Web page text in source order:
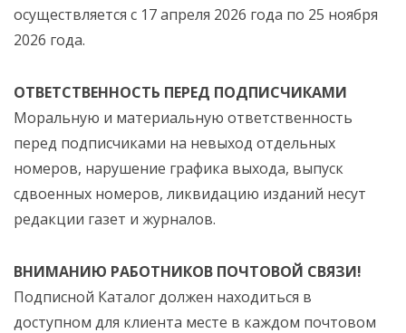
осуществляется с 17 апреля 2026 года по 25 ноября
2026 года.
ОТВЕТСТВЕННОСТЬ ПЕРЕД ПОДПИСЧИКАМИ
Моральную и материальную ответственность
перед подписчиками на невыход отдельных
номеров, нарушение графика выхода, выпуск
сдвоенных номеров, ликвидацию изданий несут
редакции газет и журналов.
ВНИМАНИЮ РАБОТНИКОВ ПОЧТОВОЙ СВЯЗИ!
Подписной Каталог должен находиться в
доступном для клиента месте в каждом почтовом